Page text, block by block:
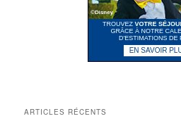
ARTICLES RÉCENTS